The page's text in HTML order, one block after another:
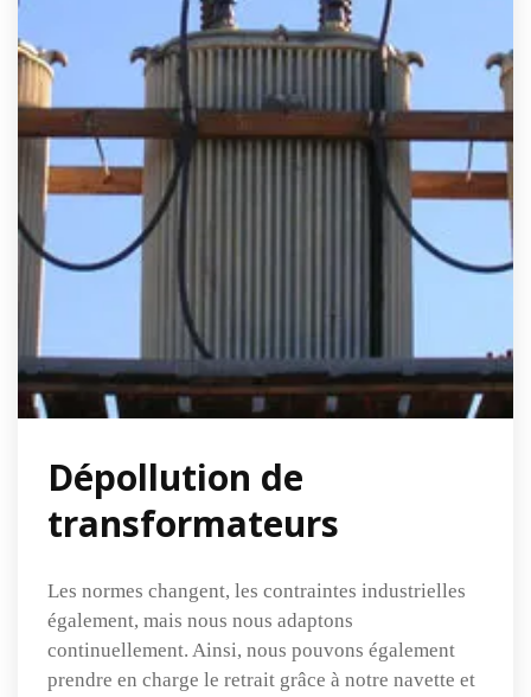
Dépollution de
transformateurs
Les normes changent, les contraintes industrielles
également, mais nous nous adaptons
continuellement. Ainsi, nous pouvons également
prendre en charge le retrait grâce à notre navette et